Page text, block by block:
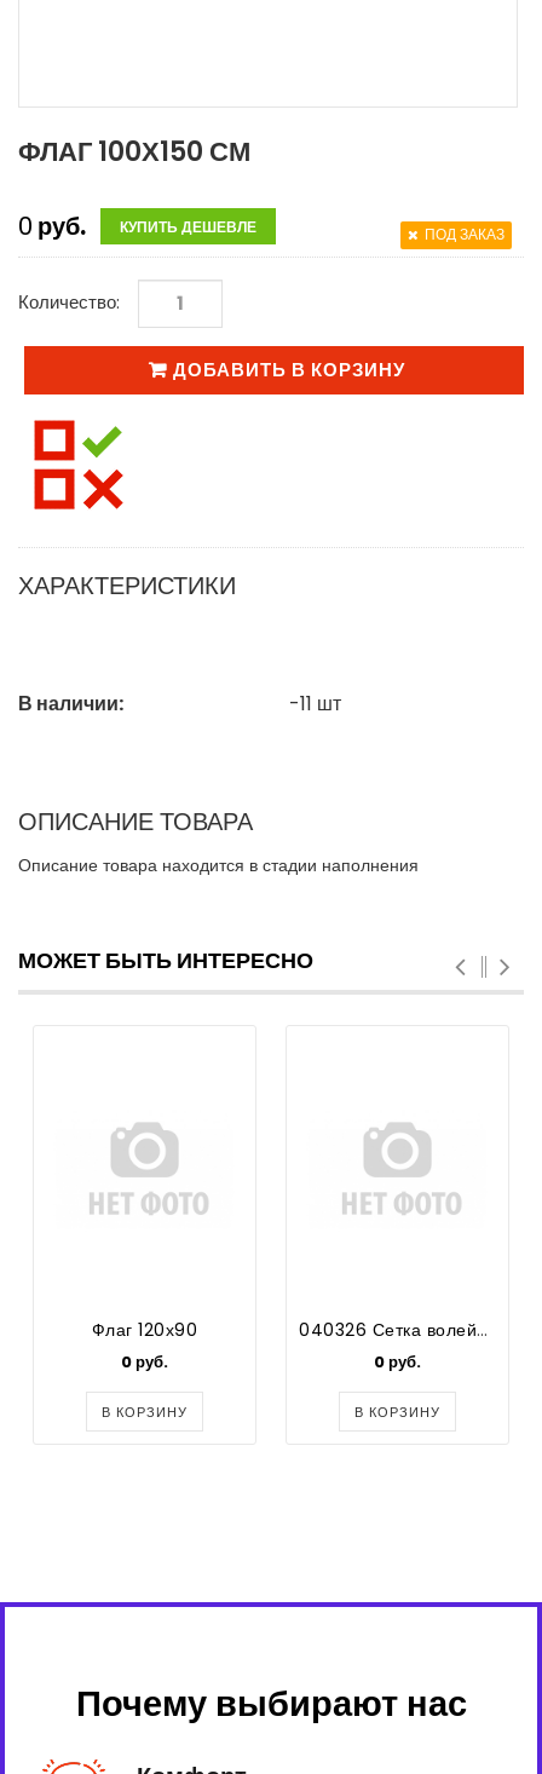
ФЛАГ 100Х150 СМ
0 руб. КУПИТЬ ДЕШЕВЛЕ ПОД ЗАКАЗ
Количество:
ДОБАВИТЬ В КОРЗИНУ
ХАРАКТЕРИСТИКИ
В наличии: -11 шт
ОПИСАНИЕ ТОВАРА
Описание товара находится в стадии наполнения
МОЖЕТ БЫТЬ ИНТЕРЕСНО
Флаг 120х90
0 руб.
В КОРЗИНУ
040326 Сетка волейбольная ( черная)
0 руб.
В КОРЗИНУ
Почему выбирают нас